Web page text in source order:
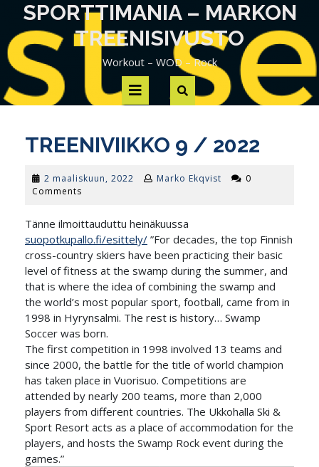
content
SPORTTIMANIA – MARKON
TREENISIVUSTO
Workout – WOD – Rock
Open
Button
TREENIVIIKKO 9 / 2022
2 maaliskuun, 2022 Marko Ekqvist
0
Comments
Tänne ilmoittauduttu heinäkuussa
suopotkupallo.fi/esittely/ ”For decades, the top Finnish
cross-country skiers have been practicing their basic
level of fitness at the swamp during the summer, and
that is where the idea of combining the swamp and
the world’s most popular sport, football, came from in
1998 in Hyrynsalmi. The rest is history… Swamp
Soccer was born.
The first competition in 1998 involved 13 teams and
since 2000, the battle for the title of world champion
has taken place in Vuorisuo. Competitions are
attended by nearly 200 teams, more than 2,000
players from different countries. The Ukkohalla Ski &
Sport Resort acts as a place of accommodation for the
players, and hosts the Swamp Rock event during the
games.”